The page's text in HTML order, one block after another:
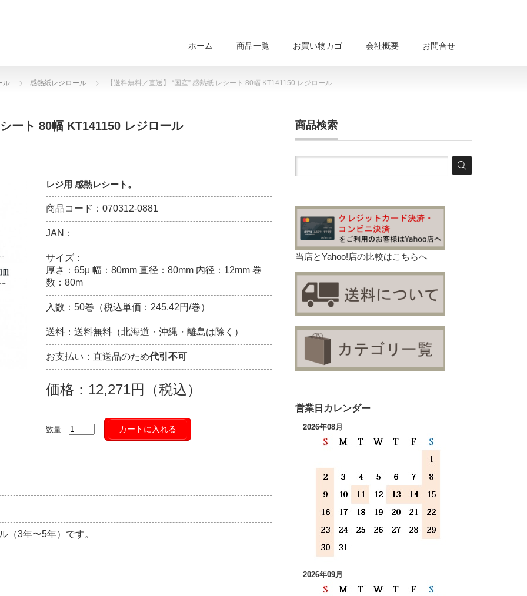
ホーム 商品一覧 お買い物カゴ 会社概要 お問合せ
ル 感熱紙レジロール 【送料無料／直送】 “国産” 感熱紙 レシート 80幅 KT141150 レジロール
ート 80幅 KT141150 レジロール
レジ用 感熱レシート。
商品コード：070312-0881
JAN：
サイズ：
厚さ：65μ 幅：80mm 直径：80mm 内径：12mm 巻
数：80m
入数：50巻（税込単価：245.42円/巻）
送料：送料無料（北海道・沖縄・離島は除く）
お支払い：直送品のため代引不可
価格：12,271円（税込）
数量 カートに入れる
（3年〜5年）です。
商品検索
当店とYahoo!店の比較はこちらへ
営業日カレンダー
2026年08月
2026年09月